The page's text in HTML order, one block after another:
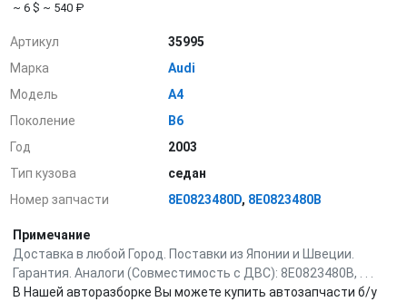
~ 6 $ ~ 540 ₽
Артикул
35995
Марка
Audi
Модель
A4
Поколение
B6
Год
2003
Тип кузова
седан
Номер запчасти
8E0823480D, 8E0823480B
Примечание
Доставка в любой Город. Поставки из Японии и Швеции.
Гарантия. Аналоги (Совместимость с ДВС): 8E0823480B, . . .
В Нашей авторазборке Вы можете купить автозапчасти б/у